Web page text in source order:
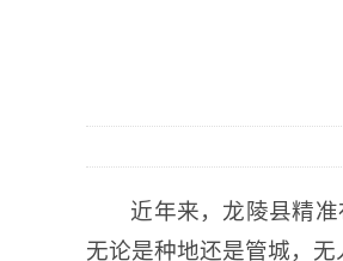
近年来，龙陵县精准
无论是种地还是管城，